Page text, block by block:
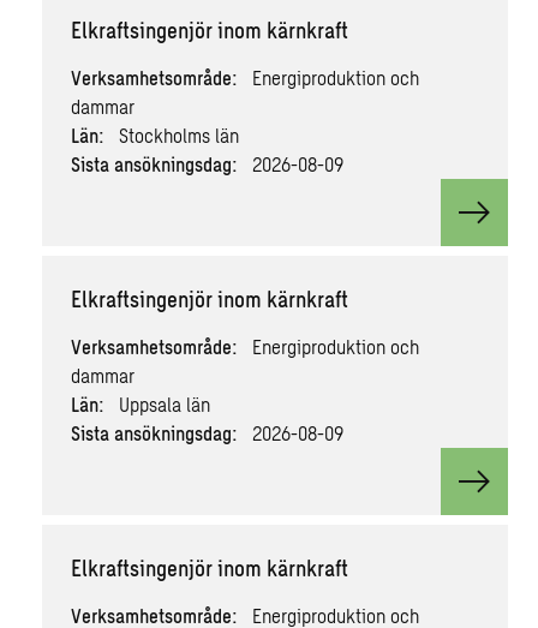
Elkraftsingenjör inom kärnkraft
Verksamhetsområde:
Energiproduktion och
dammar
Län:
Stockholms län
Sista ansökningsdag:
2026-08-09
View
Elkraftsingenjör inom kärnkraft
Verksamhetsområde:
Energiproduktion och
dammar
Län:
Uppsala län
Sista ansökningsdag:
2026-08-09
View
Elkraftsingenjör inom kärnkraft
Verksamhetsområde:
Energiproduktion och